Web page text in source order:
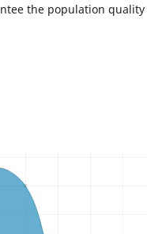
the population quality